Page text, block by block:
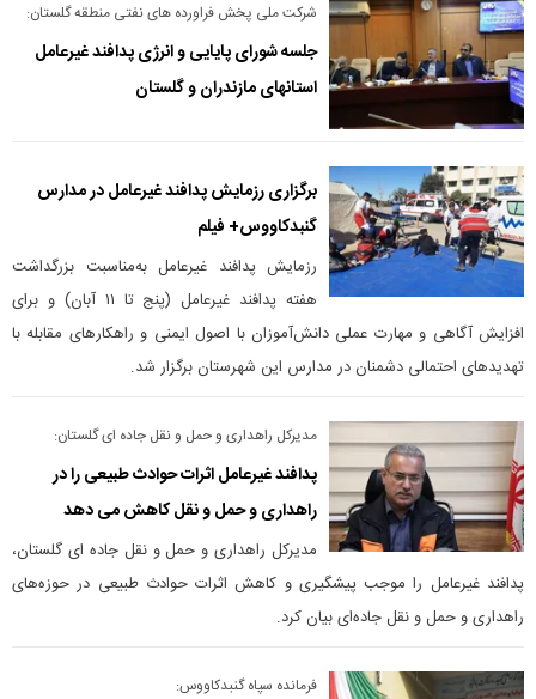
شرکت ملی پخش فراورده های نفتی منطقه گلستان:
جلسه شورای پایایی و انرژی پدافند غیرعامل
استانهای مازندران و گلستان
برگزاری رزمایش پدافند غیرعامل در مدارس
گنبدکاووس+ فیلم
رزمایش پدافند غیرعامل به‌مناسبت بزرگداشت
هفته پدافند غیرعامل (پنج تا ۱۱ آبان) و برای
افزایش آگاهی و مهارت عملی دانش‌آموزان با اصول ایمنی و راهکارهای مقابله با
تهدیدهای احتمالی دشمنان در مدارس این شهرستان برگزار شد.
مدیرکل راهداری و حمل و نقل جاده ای گلستان:
پدافند غیرعامل اثرات حوادث طبیعی را در
راهداری و حمل و نقل کاهش می دهد
مدیرکل راهداری و حمل و نقل جاده ای گلستان،
پدافند غیرعامل را موجب پیشگیری و کاهش اثرات حوادث طبیعی در حوزه‌های
راهداری و حمل و نقل جاده‌ای بیان کرد.
فرمانده سپاه گنبدکاووس: